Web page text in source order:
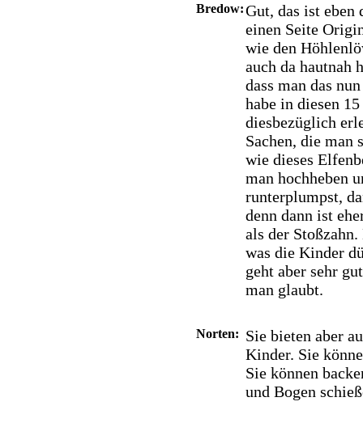
Bredow:Gut, das ist eben
einen Seite
wie den
auch da hautnah
dass man das
habe in diesen
diesbezüglich
Sachen, die man
wie dieses
man hochheben
runterplumpst,
denn dann ist
als der
was die Kinder
geht aber sehr
man glaubt.
Norten: Sie bieten aber
Kinder. Sie
Sie können
und Bogen